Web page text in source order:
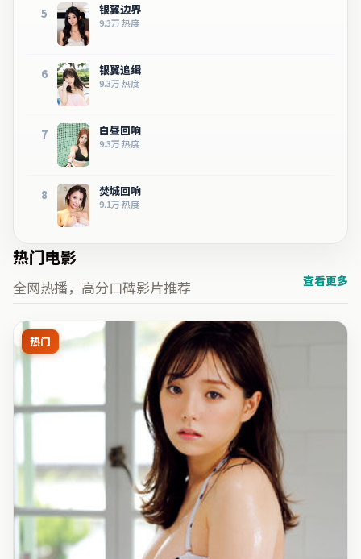
5 银翼边界
9.3万热度
6 银翼追缉
9.3万热度
7 白昼回响
9.3万热度
8 焚城回响
9.1万热度
热门电影
全网热播，高分口碑影片推荐 查看更多
热门